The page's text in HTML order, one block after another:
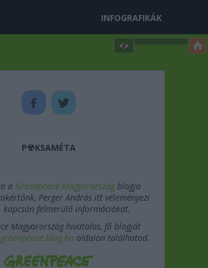
INFOGRAFIKÁK
P☢KSAMÉTA
a Greenpeace Magyarországblogja
Perger András itt véleményezi
kapcsán felmerülő információkat.
Magyarország hivatalos, fő blogját
greenpeace.blog.huoldalon találhatod.